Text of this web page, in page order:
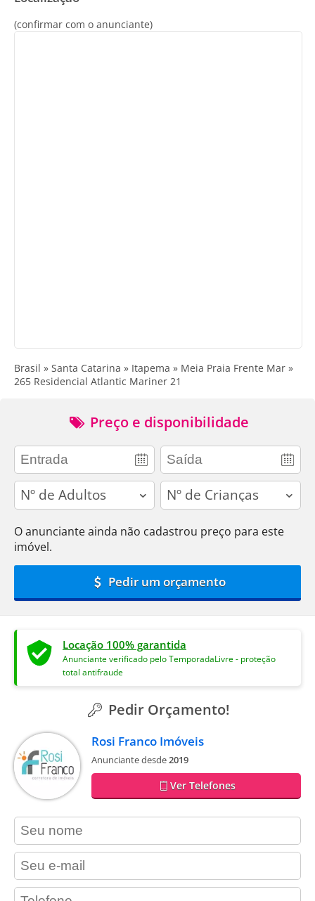
(confirmar com o anunciante)
Brasil » Santa Catarina » Itapema » Meia Praia Frente Mar »
265 Residencial Atlantic Mariner 21
Preço e disponibilidade
adults children
O anunciante ainda não cadastrou preço para este
imóvel.
Pedir um orçamento
Locação 100% garantida
Anunciante verificado pelo TemporadaLivre - proteção
total antifraude
Pedir Orçamento!
Rosi Franco Imóveis
Anunciante desde2019
Ver Telefones
contact_name
contact_email
contact_phone